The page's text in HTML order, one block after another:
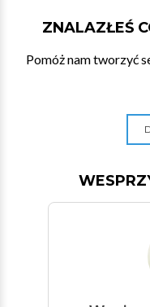
ZNALAZŁEŚ
Pomóż nam tworzyć